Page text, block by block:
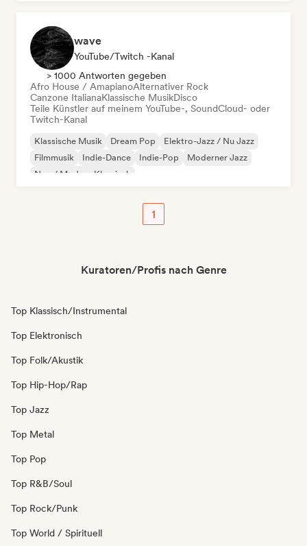
wave
YouTube/Twitch -Kanal
> 1000 Antworten gegeben
Afro House / AmapianoAlternativer Rock
Canzone ItalianaKlassische MusikDisco
Teile Künstler auf meinem YouTube-, SoundCloud- oder
Twitch-Kanal
Klassische Musik Dream Pop
Elektro-Jazz / Nu Jazz
Filmmusik
Indie-Dance Indie-Pop
Moderner Jazz
Neo / Modern Klassisch
1
Kuratoren/Profis nach Genre
Top Klassisch/Instrumental
Top Elektronisch
Top Folk/Akustik
Top Hip-Hop/Rap
Top Jazz
Top Metal
Top Pop
Top R&B/Soul
Top Rock/Punk
Top World / Spirituell